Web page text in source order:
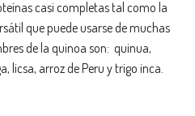
casi completas tal como la
que puede usarse de muchas
de la quinoa son: quinua,
licsa, arroz de Peru y trigo inca.